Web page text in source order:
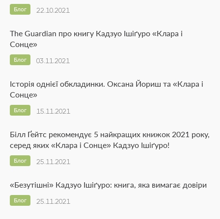
22.10.2021
Блог
The Guardian про книгу Кадзуо Ішіґуро «Клара і
Сонце»
03.11.2021
Блог
Історія однієї обкладинки. Оксана Йориш та «Клара і
Сонце»
15.11.2021
Блог
Білл Ґейтс рекомендує 5 найкращих книжок 2021 року,
серед яких «Клара і Сонце» Кадзуо Ішіґуро!
25.11.2021
Блог
«Безутішні» Кадзуо Ішіґуро: книга, яка вимагає довіри
25.11.2021
Блог